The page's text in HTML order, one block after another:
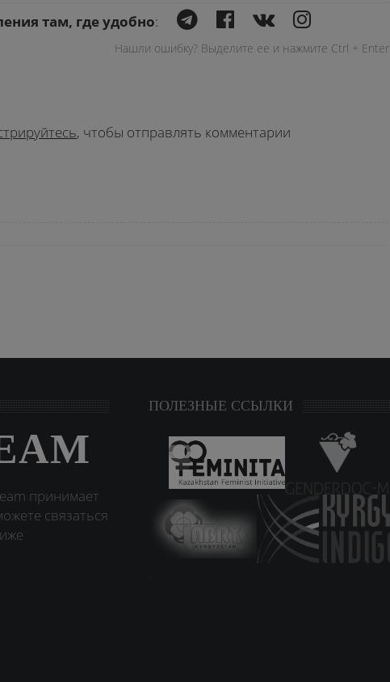
там, где удобно:
Нашли ошибку? Выделите ее и нажмите Ctrl + Enter
, чтобы отправлять комментарии
принимает
связаться
ПОЛЕЗНЫЕ ССЫЛКИ